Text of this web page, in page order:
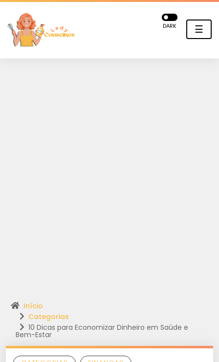
☰
DARK
Início
Categorias
10 Dicas para Economizar Dinheiro em Saúde e
Bem-Estar